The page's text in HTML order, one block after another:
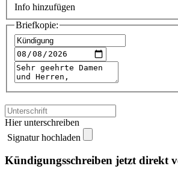
Info hinzufügen
Briefkopie:
Hier unterschreiben
Signatur hochladen
Kündigungsschreiben jetzt direkt